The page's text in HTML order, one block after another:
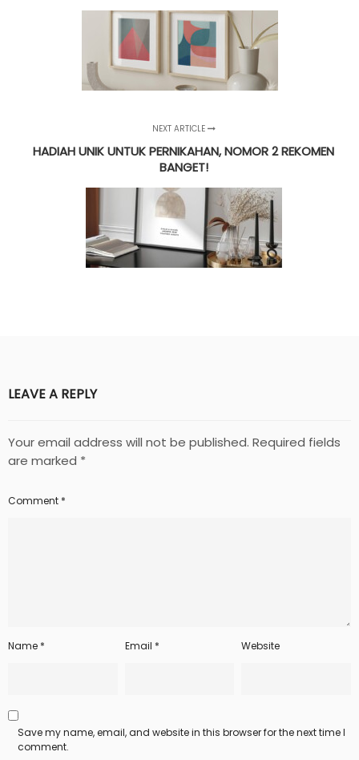
NEXT ARTICLE
HADIAH UNIK UNTUK PERNIKAHAN, NOMOR 2 REKOMEN
BANGET!
LEAVE A REPLY
Your email address will not be published. Required fields
are marked *
Comment *
Name * Email * Website
Save my name, email, and website in this browser for the next time I
comment.